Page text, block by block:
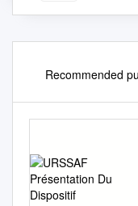
Recommended